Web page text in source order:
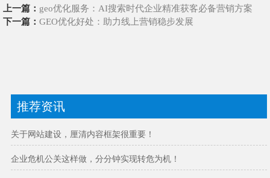
上一篇： geo优化服务：AI搜索时代企业精准获客必备营销方案
下一篇： GEO优化好处：助力线上营销稳步发展
推荐资讯
关于网站建设，厘清内容框架很重要！
企业危机公关这样做，分分钟实现转危为机！